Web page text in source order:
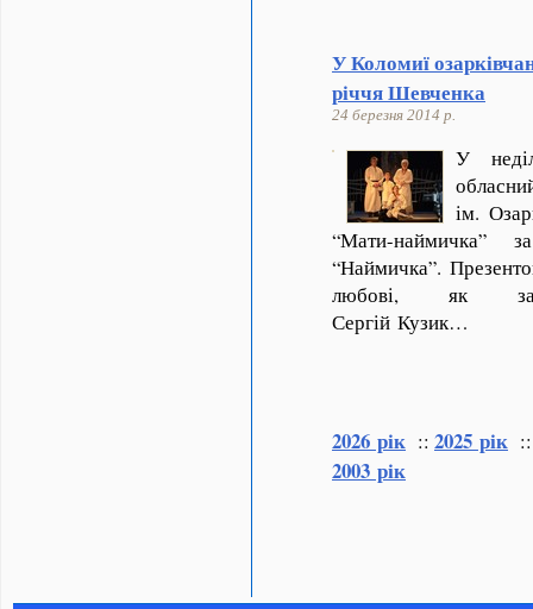
У Коломиї
річчя Шевченка
24 березня 2014 р.
У
ім.
“Мати-наймичка”
“Наймичка”.
любові, як
Сергій Кузик…
2026 рік :: 2025 рік
2003 рік